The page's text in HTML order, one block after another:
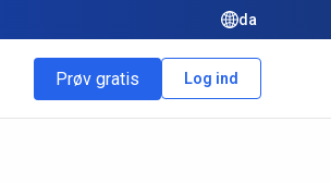
da
Prøv gratis Log ind